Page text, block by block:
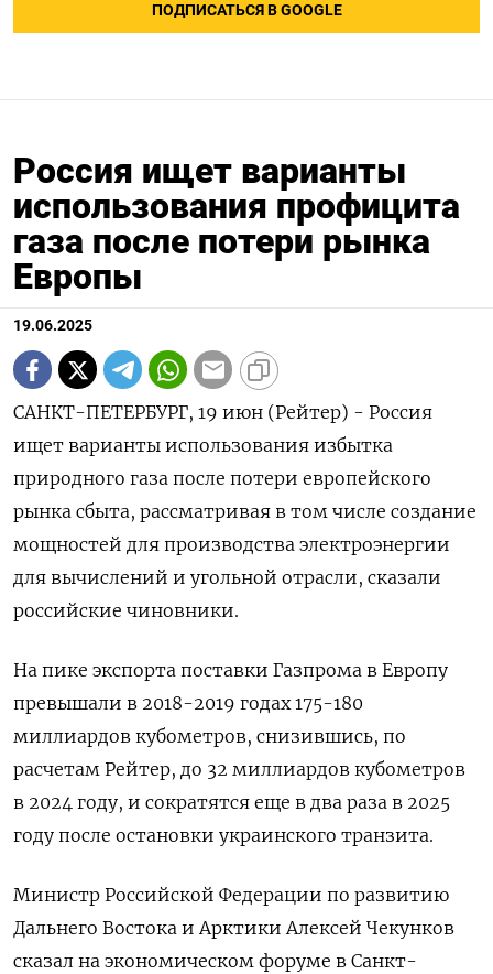
ПОДПИСАТЬСЯ В GOOGLE
Россия ищет варианты
использования профицита
газа после потери рынка
Европы
19.06.2025
САНКТ-ПЕТЕРБУРГ, 19 июн (Рейтер) - Россия
ищет варианты использования избытка
природного газа после потери европейского
рынка сбыта, рассматривая в том числе создание
мощностей для производства электроэнергии
для вычислений и угольной отрасли, сказали
российские чиновники.
На пике экспорта поставки Газпрома в Европу
превышали в 2018-2019 годах 175-180
миллиардов кубометров, снизившись, по
расчетам Рейтер, до 32 миллиардов кубометров
в 2024 году, и сократятся еще в два раза в 2025
году после остановки украинского транзита.
Министр Российской Федерации по развитию
Дальнего Востока и Арктики Алексей Чекунков
сказал на экономическом форуме в Санкт-